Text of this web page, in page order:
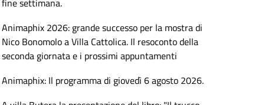
fine settimana.
Animaphix 2026: grande successo per la mostra di
Nico Bonomolo a Villa Cattolica. Il resoconto della
seconda giornata e i prossimi appuntamenti
Animaphix: Il programma di giovedì 6 agosto 2026.